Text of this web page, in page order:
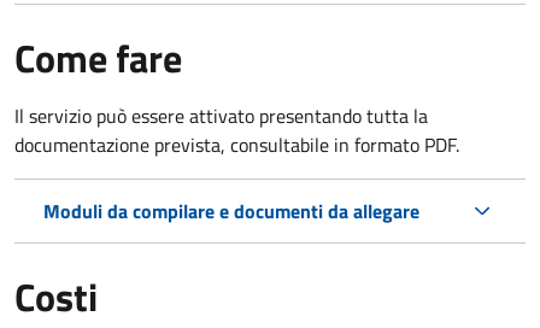
Come fare
Il servizio può essere attivato presentando tutta la
documentazione prevista, consultabile in formato PDF.
Moduli da compilare e documenti da allegare
Costi